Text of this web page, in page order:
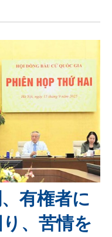
有権者に
、苦情を